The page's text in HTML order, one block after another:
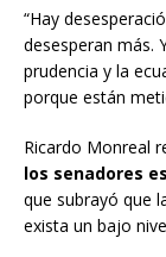
“Hay
desesperan más.
prudencia y la
porque están
Ricardo Monreal
los senadores
que subrayó que
exista un bajo